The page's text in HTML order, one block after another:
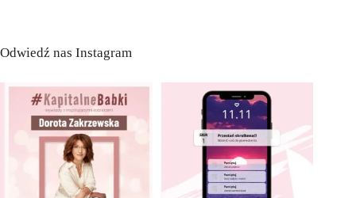
Odwiedź nas Instagram